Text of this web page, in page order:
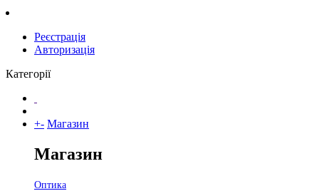
Реєстрація
Авторизація
Категорії
+- Магазин
Магазин
Оптика